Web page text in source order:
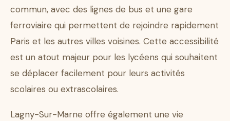
commun, avec des lignes de bus et une gare
ferroviaire qui permettent de rejoindre rapidement
Paris et les autres villes voisines. Cette accessibilité
est un atout majeur pour les lycéens qui souhaitent
se déplacer facilement pour leurs activités
scolaires ou extrascolaires.
Lagny-Sur-Marne offre également une vie